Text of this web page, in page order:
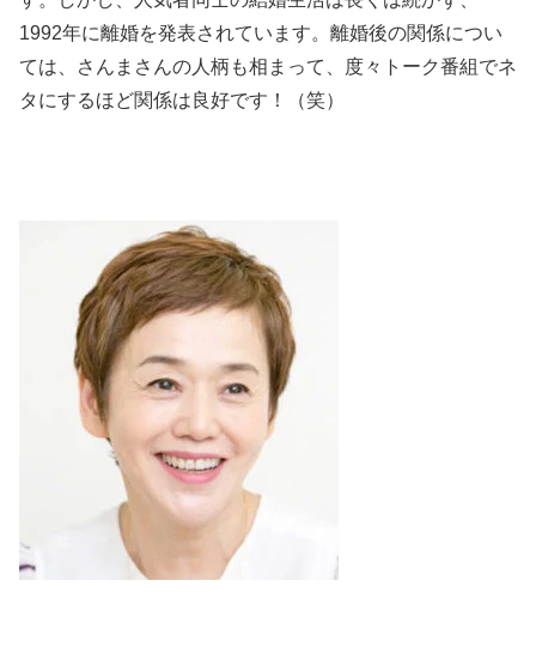
1992年に離婚を発表されています。離婚後の関係につい
ては、さんまさんの人柄も相まって、度々トーク番組でネ
タにするほど関係は良好です！（笑）